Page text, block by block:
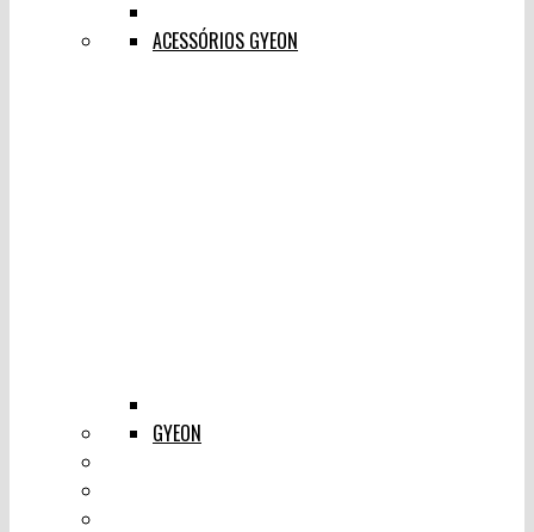
ACESSÓRIOS GYEON
GYEON